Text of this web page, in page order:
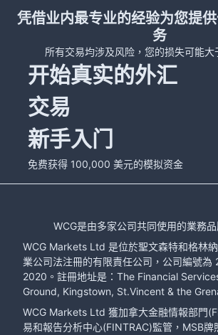
凭借业内最专业的经验为您提
务
所有交易均涉及风险，您的损失可能大
开始真实的外汇
交易
新手入门
免费获得 100,000 美元的模拟资金
WCG是由多家公司共同使用的業務品
WCG Markets Ltd 是位於聖文森特和格林
業公司法注冊的有限責任公司，公司編號為
2020。註冊地址是：The Financial
Ground, Kingstown, St.Vincent & the
WCG Markets Ltd 獲加拿大金融情報部門
易和報告分析中心(FINTRAC)監管，MSB牌